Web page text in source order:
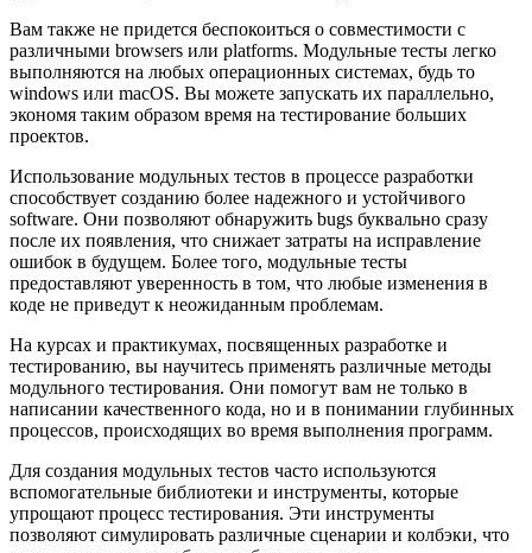
Вам также не придется беспокоиться о совместимости с
различными browsers или platforms. Модульные тесты легко
выполняются на любых операционных системах, будь то
windows или macOS. Вы можете запускать их параллельно,
экономя таким образом время на тестирование больших
проектов.
Использование модульных тестов в процессе разработки
способствует созданию более надежного и устойчивого
software. Они позволяют обнаружить bugs буквально сразу
после их появления, что снижает затраты на исправление
ошибок в будущем. Более того, модульные тесты
предоставляют уверенность в том, что любые изменения в
коде не приведут к неожиданным проблемам.
На курсах и практикумах, посвященных разработке и
тестированию, вы научитесь применять различные методы
модульного тестирования. Они помогут вам не только в
написании качественного кода, но и в понимании глубинных
процессов, происходящих во время выполнения программ.
Для создания модульных тестов часто используются
вспомогательные библиотеки и инструменты, которые
упрощают процесс тестирования. Эти инструменты
позволяют симулировать различные сценарии и колбэки, что